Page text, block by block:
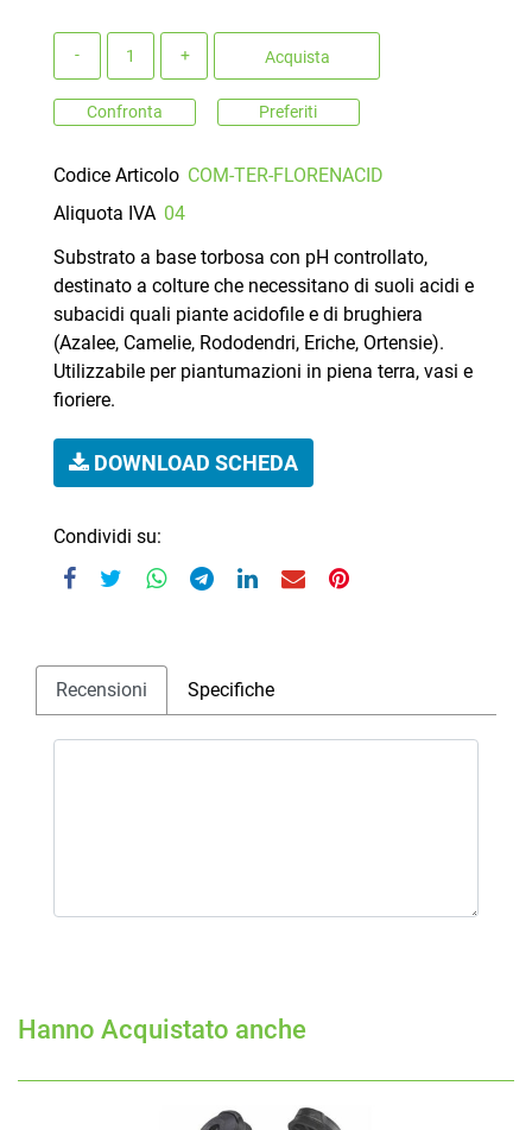
Acquista
Confronta Preferiti
Codice Articolo COM-TER-FLORENACID
Aliquota IVA 04
Substrato a base torbosa con pH controllato,
destinato a colture che necessitano di suoli acidi e
subacidi quali piante acidofile e di brughiera
(Azalee, Camelie, Rododendri, Eriche, Ortensie).
Utilizzabile per piantumazioni in piena terra, vasi e
fioriere.
DOWNLOAD SCHEDA
Condividi su:
Recensioni Specifiche
Hanno Acquistato anche